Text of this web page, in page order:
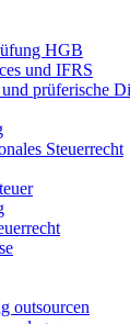
HGB
und IFRS
prüferische
Steuerrecht
outsourcen